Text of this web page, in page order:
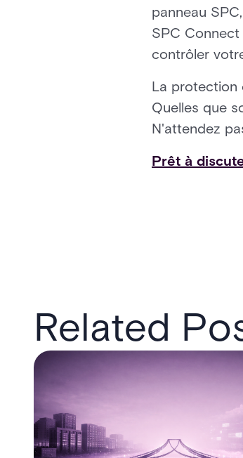
panneau
SPC
contrôler
La protection
Quelles que
N'attendez
Prêt à
Related